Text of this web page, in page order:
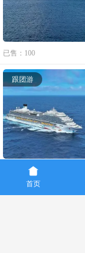
已售：100
跟团游
已售：206

首页